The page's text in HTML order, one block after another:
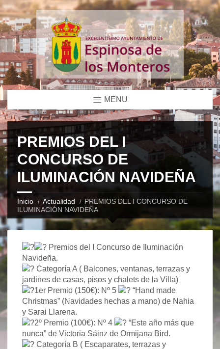
MENU
PREMIOS DEL I
CONCURSO DE
ILUMINACIÓN NAVIDEÑA
Inicio Actualidad
PREMIOS DEL I CONCURSO DE
ILUMINACIÓN NAVIDEÑA
Premios del I Concurso de Iluminación
Navideña.
Categoría A ( Balcones, ventanas, terrazas y
jardines de casas, pisos y chalets de la Villa)
1er Premio (150€): Nº 5
“Hand made
Christmas” (Navidades hechas a mano) de Nahia
y Sarai Llarena.
2º Premio (100€): Nº 4
“Este año más que
nunca” de Victoria Sáinz de Ormijana Bird.
Categoría B ( Escaparates, terrazas y